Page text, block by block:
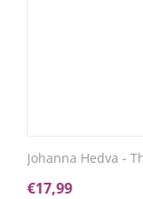
Johanna Hedva -
€17,99